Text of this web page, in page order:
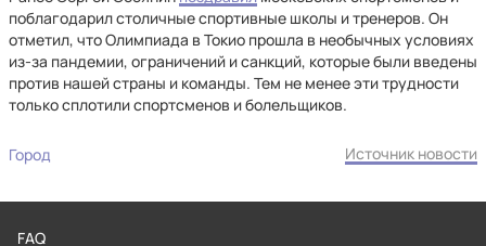
поблагодарил столичные спортивные школы и тренеров. Он
отметил, что Олимпиада в Токио прошла в необычных условиях
из-за пандемии, ограничений и санкций, которые были введены
против нашей страны и команды. Тем не менее эти трудности
только сплотили спортсменов и болельщиков.
Город Источник новости
FAQ